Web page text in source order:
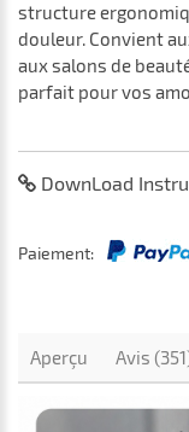
structure
douleur. Convient
aux salons de
parfait pour vos
DownLoad
Paiement:
Aperçu Avis